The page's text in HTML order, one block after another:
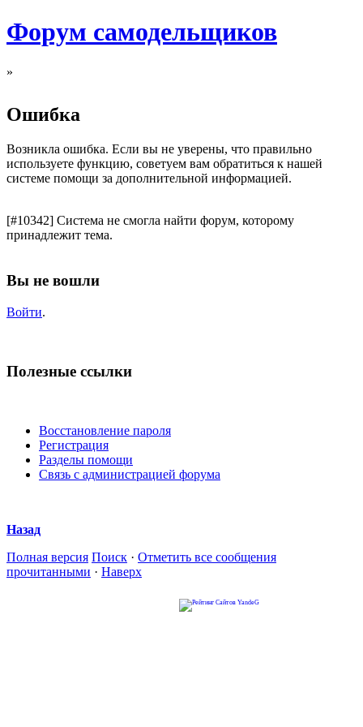
Форум самодельщиков
»
Ошибка
Возникла ошибка. Если вы не уверены, что правильно
используете функцию, советуем вам обратиться к нашей
системе помощи за дополнительной информацией.
[#10342] Система не смогла найти форум, которому
принадлежит тема.
Вы не вошли
Войти.
Полезные ссылки
Восстановление пароля
Регистрация
Разделы помощи
Связь с администрацией форума
Назад
Полная версия Поиск · Отметить все сообщения
прочитанными · Наверх